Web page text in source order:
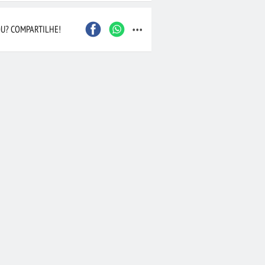
Contagem
Joinville
COMPARTILHE! ...